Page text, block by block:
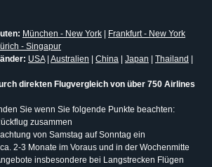
München - New York
Frankfurt - New York
- Singapur
USA| Australien China Japan Thailand
direkten Flugvergleich von über 750 Airlines
Sie wenn Sie folgende Punkte beachten:
zusammen
von Samstag auf Sonntag ein
2-3 Monate im Voraus und in der Wochenmitte
insbesondere bei Langstrecken Flügen